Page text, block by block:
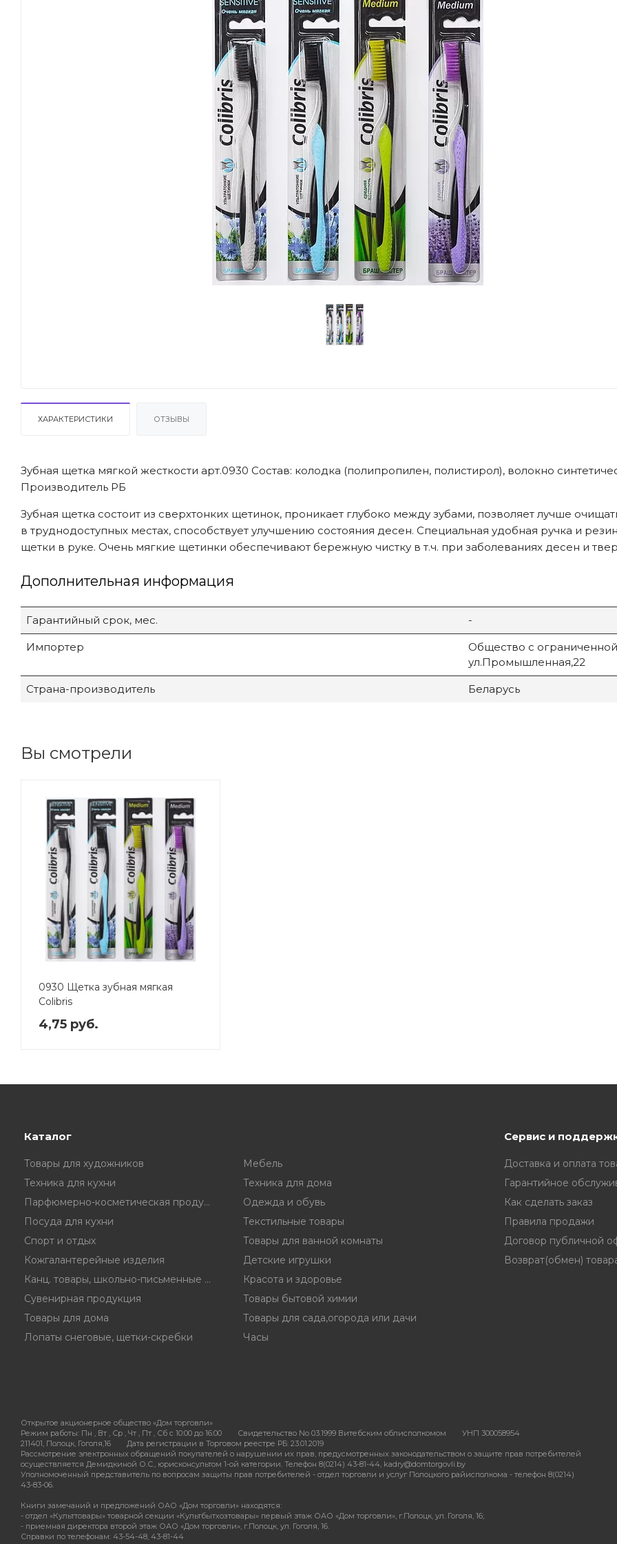
ХАРАКТЕРИСТИКИ ОТЗЫВЫ
Зубная щетка мягкой жесткости арт.0930 Состав: колодка (полипропилен, полистирол), волокно
Производитель РБ
Зубная щетка состоит из сверхтонких щетинок, проникает глубоко между зубами, позволяет лучше
в труднодоступных местах, способствует улучшению состояния десен. Специальная удобная ручка и
щетки в руке. Очень мягкие щетинки обеспечивают бережную чистку в т.ч. при заболеваниях десен и
Дополнительная информация
Гарантийный срок, мес. -
Импортер
Общество с
ул.Промышленная,22
Страна-производитель Беларусь
Вы смотрели
0930 Щетка зубная мягкая
Colibris
4,75 руб.
Каталог
Товары для художников
Мебель
Техника для кухни
Техника для дома
Парфюмерно-косметическая продукция
Одежда и обувь
Посуда для кухни
Текстильные товары
Спорт и отдых
Товары для ванной комнаты
Кожгалантерейные изделия
Детские игрушки
Канц. товары, школьно-письменные принадл.
Красота и здоровье
Сувенирная продукция
Товары бытовой химии
Товары для дома
Товары для сада,огорода или дачи
Лопаты снеговые, щетки-скребки
Часы
Сервис и
Доставка и оплата
Гарантийное
Как сделать заказ
Правила продажи
Договор публичной
Возврат(обмен)
Открытое акционерное общество «Дом торговли»
Режим работы: Пн , Вт , Ср , Чт , Пт , Сб c 10:00 до 16:00 Свидетельство No 03.1999 Витебским облисполкомом
УНП 300058954
211401, Полоцк, Гоголя,16
Дата регистрации в Торговом реестре РБ: 23.01.2019
Рассмотрение электронных обращений покупателей о нарушении их прав, предусмотренных законодательством о защите прав потребителей
осуществляется Демидкиной О.С., юрисконсультом 1-ой категории. Телефон 8(0214) 43-81-44, kadry@domtorgovli.by
Уполномоченный представитель по вопросам защиты прав потребителей - отдел торговли и услуг Полоцкого райисполкома - телефон 8(0214)
43-83-06.
Книги замечаний и предложений ОАО «Дом торговли» находятся:
- отдел «Культтовары» товарной секции «Культбытхозтовары» первый этаж ОАО «Дом торговли», г.Полоцк, ул. Гоголя, 16;
- приемная директора второй этаж ОАО «Дом торговли», г.Полоцк, ул. Гоголя, 16.
Справки по телефонам: 43-54-48, 43-81-44